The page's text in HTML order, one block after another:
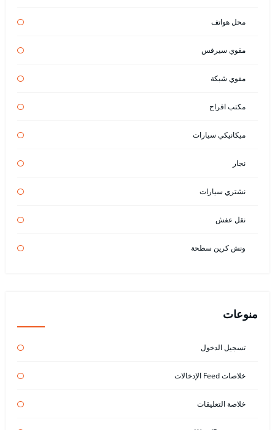
محل هواتف
مقوي سيرفس
مقوي شبكة
مكتب افراح
ميكانيكي سيارات
نجار
نشتري سيارات
نقل عفش
ونش كرين سطحة
منوعات
تسجيل الدخول
خلاصات Feed الإدخالات
خلاصة التعليقات